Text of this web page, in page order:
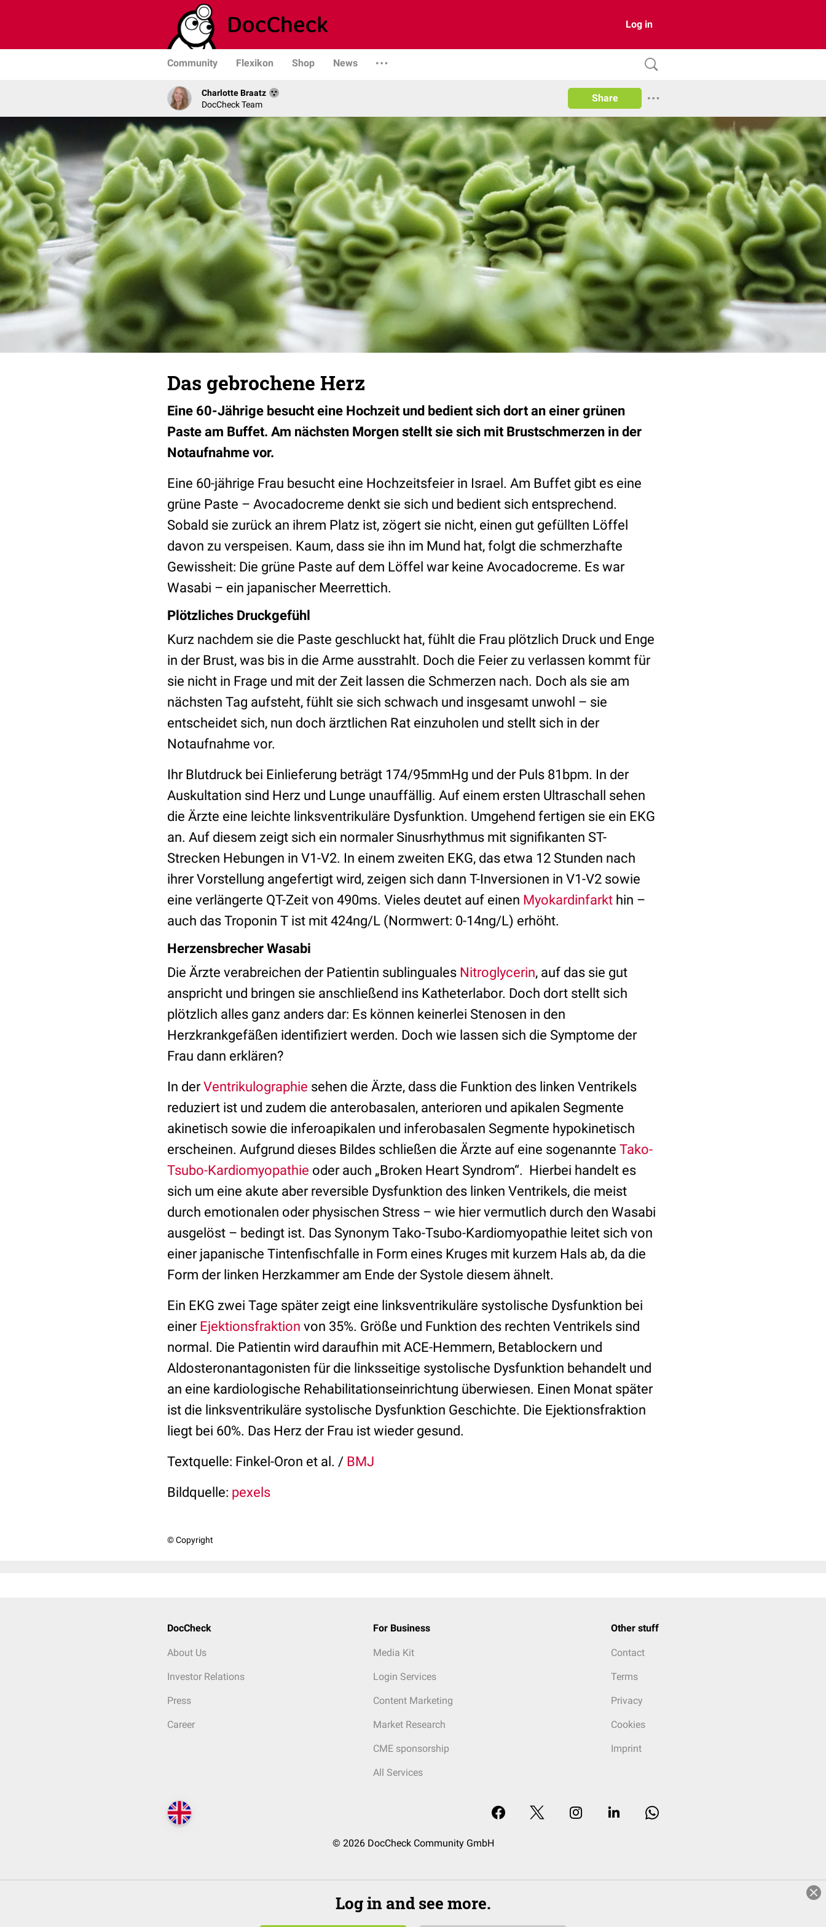
Log in
Community Flexikon Shop News
Charlotte Braatz
DocCheck Team
Share
Das gebrochene Herz
Eine 60-Jährige besucht eine Hochzeit und bedient sich dort an einer grünen
Paste am Buffet. Am nächsten Morgen stellt sie sich mit Brustschmerzen in der
Notaufnahme vor.
Eine 60-jährige Frau besucht eine Hochzeitsfeier in Israel. Am Buffet gibt es eine
grüne Paste – Avocadocreme denkt sie sich und bedient sich entsprechend.
Sobald sie zurück an ihrem Platz ist, zögert sie nicht, einen gut gefüllten Löffel
davon zu verspeisen. Kaum, dass sie ihn im Mund hat, folgt die schmerzhafte
Gewissheit: Die grüne Paste auf dem Löffel war keine Avocadocreme. Es war
Wasabi – ein japanischer Meerrettich.
Plötzliches Druckgefühl
Kurz nachdem sie die Paste geschluckt hat, fühlt die Frau plötzlich Druck und Enge
in der Brust, was bis in die Arme ausstrahlt. Doch die Feier zu verlassen kommt für
sie nicht in Frage und mit der Zeit lassen die Schmerzen nach. Doch als sie am
nächsten Tag aufsteht, fühlt sie sich schwach und insgesamt unwohl – sie
entscheidet sich, nun doch ärztlichen Rat einzuholen und stellt sich in der
Notaufnahme vor.
Ihr Blutdruck bei Einlieferung beträgt 174/95mmHg und der Puls 81bpm. In der
Auskultation sind Herz und Lunge unauffällig. Auf einem ersten Ultraschall sehen
die Ärzte eine leichte linksventrikuläre Dysfunktion. Umgehend fertigen sie ein EKG
an. Auf diesem zeigt sich ein normaler Sinusrhythmus mit signifikanten ST-
Strecken Hebungen in V1-V2. In einem zweiten EKG, das etwa 12 Stunden nach
ihrer Vorstellung angefertigt wird, zeigen sich dann T-Inversionen in V1-V2 sowie
eine verlängerte QT-Zeit von 490ms. Vieles deutet auf einen Myokardinfarkt hin –
auch das Troponin T ist mit 424ng/L (Normwert: 0-14ng/L) erhöht.
Herzensbrecher Wasabi
Die Ärzte verabreichen der Patientin sublinguales Nitroglycerin, auf das sie gut
anspricht und bringen sie anschließend ins Katheterlabor. Doch dort stellt sich
plötzlich alles ganz anders dar: Es können keinerlei Stenosen in den
Herzkrankgefäßen identifiziert werden. Doch wie lassen sich die Symptome der
Frau dann erklären?
In derVentrikulographie sehen die Ärzte, dass die Funktion des linken Ventrikels
reduziert ist und zudem die anterobasalen, anterioren und apikalen Segmente
akinetisch sowie die inferoapikalen und inferobasalen Segmente hypokinetisch
erscheinen. Aufgrund dieses Bildes schließen die Ärzte auf eine sogenannte Tako-
Tsubo-Kardiomyopathie oder auch „Broken Heart Syndrom“. Hierbei handelt es
sich um eine akute aber reversible Dysfunktion des linken Ventrikels, die meist
durch emotionalen oder physischen Stress – wie hier vermutlich durch den Wasabi
ausgelöst – bedingt ist. Das Synonym Tako-Tsubo-Kardiomyopathie leitet sich von
einer japanische Tintenfischfalle in Form eines Kruges mit kurzem Hals ab, da die
Form der linken Herzkammer am Ende der Systole diesem ähnelt.
Ein EKG zwei Tage später zeigt eine linksventrikuläre systolische Dysfunktion bei
einer Ejektionsfraktion von 35%. Größe und Funktion des rechten Ventrikels sind
normal. Die Patientin wird daraufhin mit ACE-Hemmern, Betablockern und
Aldosteronantagonisten für die linksseitige systolische Dysfunktion behandelt und
an eine kardiologische Rehabilitationseinrichtung überwiesen. Einen Monat später
ist die linksventrikuläre systolische Dysfunktion Geschichte. Die Ejektionsfraktion
liegt bei 60%. Das Herz der Frau ist wieder gesund.
Textquelle: Finkel-Oron et al. / BMJ
Bildquelle: pexels
© Copyright
DocCheck
About Us
Investor Relations
Press
Career
For Business
Media Kit
Login Services
Content Marketing
Market Research
CME sponsorship
All Services
Other stuff
Contact
Terms
Privacy
Cookies
Imprint
© 2026 DocCheck Community GmbH
Log in and see more.